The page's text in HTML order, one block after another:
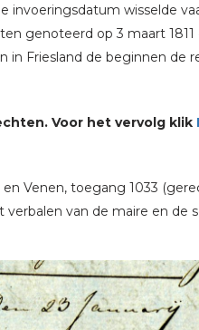
invoeringsdatum wisselde
genoteerd op 3 maart
Friesland de beginnen de
Voor het vervolg klik
Venen, toegang 1033
van de maire en de